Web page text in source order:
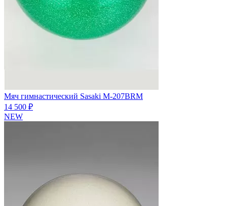
Мяч гимнастический Sasaki M-207BRM
14 500 ₽
NEW